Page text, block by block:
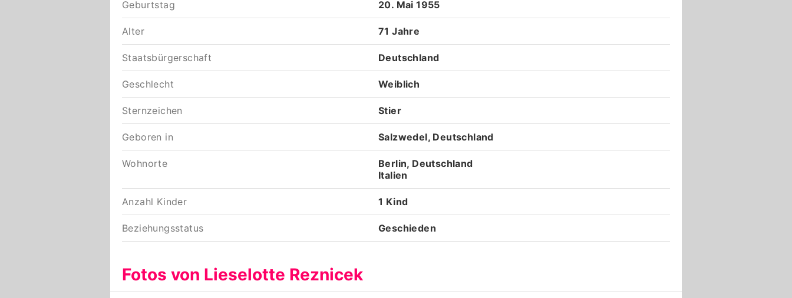
Geburtstag 20. Mai 1955
Alter 71 Jahre
Staatsbürgerschaft Deutschland
Geschlecht Weiblich
Sternzeichen Stier
Geboren in Salzwedel, Deutschland
Wohnorte
Berlin, Deutschland
Italien
Anzahl Kinder 1 Kind
Beziehungsstatus Geschieden
Fotos von Lieselotte Reznicek